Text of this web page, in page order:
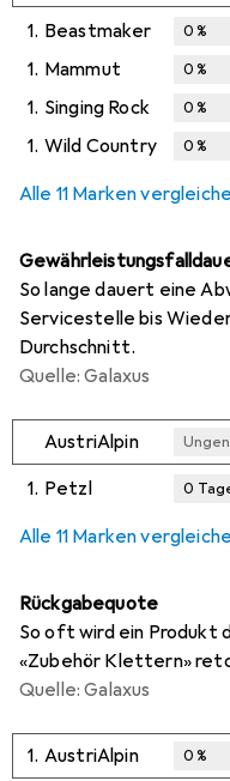
1. Beastmaker 0%
1. Mammut 0%
1. Singing Rock 0%
1. Wild Country 0%
Alle 11 Marken
So lange dauert eine
Servicestelle bis
Durchschnitt.
Quelle: Galaxus
AustriAlpin
1. Petzl 0
Alle 11 Marken
Rückgabequote
So oft wird ein Produkt
«Zubehör Klettern»
Quelle: Galaxus
1. AustriAlpin 0%